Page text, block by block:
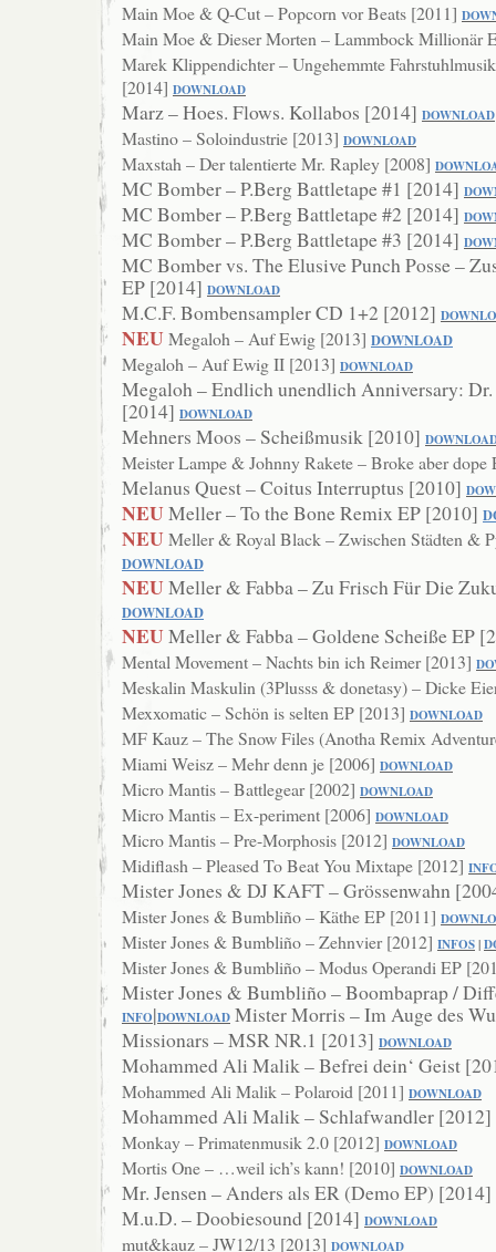
Main Moe & Q-Cut – Popcorn vor Beats [2011]
Main Moe & Dieser Morten – Lammbock Millionär
Marek Klippendichter – Ungehemmte
[2014] DOWNLOAD
Marz – Hoes. Flows. Kollabos [2014] DOWNLOAD
Mastino – Soloindustrie [2013] DOWNLOAD
Maxstah – Der talentierte Mr. Rapley [2008]
MC Bomber – P.Berg Battletape #1 [2014]
MC Bomber – P.Berg Battletape #2 [2014]
MC Bomber – P.Berg Battletape #3 [2014]
MC Bomber vs. The Elusive Punch Posse –
EP [2014] DOWNLOAD
M.C.F. Bombensampler CD 1+2 [2012]
NEUMegaloh – Auf Ewig [2013] DOWNLOAD
Megaloh – Auf Ewig II [2013] DOWNLOAD
Megaloh – Endlich unendlich Anniversary:
[2014] DOWNLOAD
Mehners Moos – Scheißmusik [2010]
Meister Lampe & Johnny Rakete – Broke aber
Melanus Quest – Coitus Interruptus [2010]
NEUMeller – To the Bone Remix EP [2010]
NEUMeller & Royal Black – Zwischen Städten &
DOWNLOAD
NEUMeller & Fabba – Zu Frisch Für Die
DOWNLOAD
NEUMeller & Fabba – Goldene Scheiße EP
Mental Movement – Nachts bin ich Reimer [2013]
Meskalin Maskulin (3Plusss & donetasy) – Dicke
Mexxomatic – Schön is selten EP [2013] DOWNLOAD
MF Kauz – The Snow Files (Anotha Remix
Miami Weisz – Mehr denn je [2006] DOWNLOAD
Micro Mantis – Battlegear [2002] DOWNLOAD
Micro Mantis – Ex-periment [2006] DOWNLOAD
Micro Mantis – Pre-Morphosis [2012] DOWNLOAD
Midiflash – Pleased To Beat You Mixtape [2012]
Mister Jones & DJ KAFT – Grössenwahn
Mister Jones & Bumbliño – Käthe EP [2011]
Mister Jones & Bumbliño – Zehnvier [2012] INFOS|
Mister Jones & Bumbliño – Modus Operandi EP
Mister Jones & Bumbliño – Boombaprap /
INFO|DOWNLOAD Mister Morris – Im Auge des
Missionars – MSR NR.1 [2013] DOWNLOAD
Mohammed Ali Malik – Befrei dein‘ Geist
Mohammed Ali Malik – Polaroid [2011] DOWNLOAD
Mohammed Ali Malik – Schlafwandler [2012]
Monkay – Primatenmusik 2.0 [2012] DOWNLOAD
Mortis One – …weil ich’s kann! [2010] DOWNLOAD
Mr. Jensen – Anders als ER (Demo EP) [2014]
M.u.D. – Doobiesound [2014] DOWNLOAD
mut&kauz – JW12/13 [2013] DOWNLOAD